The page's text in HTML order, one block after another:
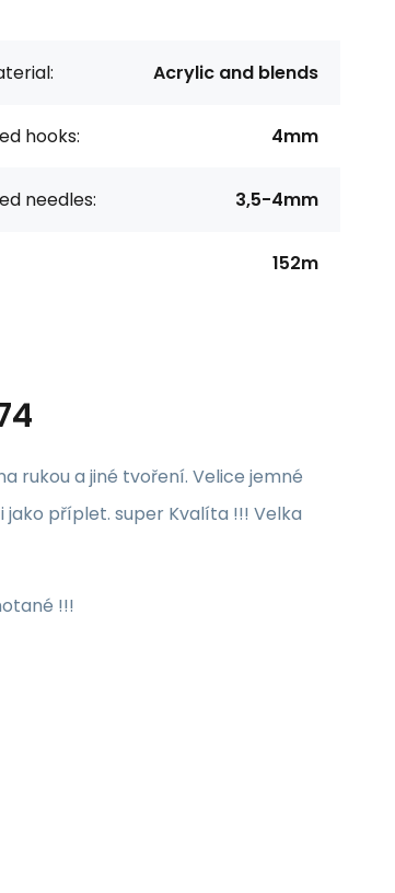
Acrylic and blends
hooks: 4mm
needles: 3,5-4mm
152m
rukou a jiné tvoření. Velice jemné
příplet. super Kvalíta !!! Velka
!!!